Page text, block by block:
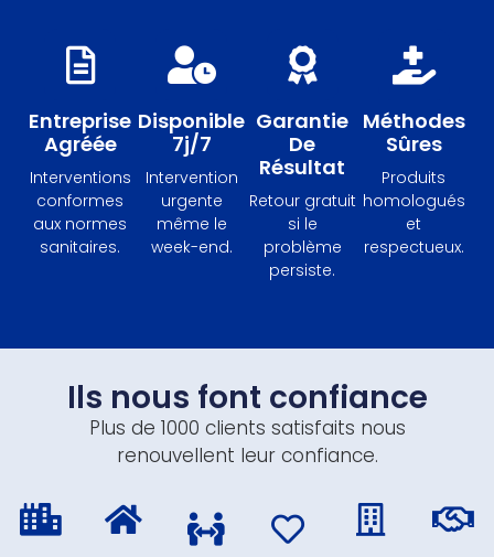
Entreprise
Agréée
Interventions
conformes
aux normes
sanitaires.
Disponible
7j/7
Intervention
urgente
même le
week-end.
Garantie
De
Résultat
Retour gratuit
si le
problème
persiste.
Méthodes
Sûres
Produits
homologués
et
respectueux.
Ils nous font confiance
Plus de 1000 clients satisfaits nous
renouvellent leur confiance.